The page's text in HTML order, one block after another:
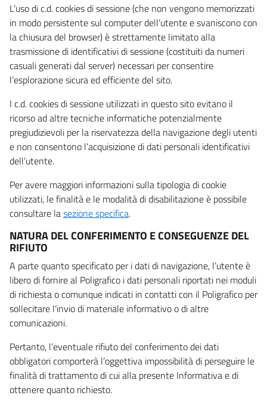
L’uso di c.d. cookies di sessione (che non vengono memorizzati
in modo persistente sul computer dell’utente e svaniscono con
la chiusura del browser) è strettamente limitato alla
trasmissione di identificativi di sessione (costituiti da numeri
casuali generati dal server) necessari per consentire
l’esplorazione sicura ed efficiente del sito.
I c.d. cookies di sessione utilizzati in questo sito evitano il
ricorso ad altre tecniche informatiche potenzialmente
pregiudizievoli per la riservatezza della navigazione degli utenti
e non consentono l’acquisizione di dati personali identificativi
dell’utente.
Per avere maggiori informazioni sulla tipologia di cookie
utilizzati, le finalità e le modalità di disabilitazione è possibile
consultare lasezione specifica.
NATURA DEL CONFERIMENTO E CONSEGUENZE DEL
RIFIUTO
A parte quanto specificato per i dati di navigazione, l’utente è
libero di fornire al Poligrafico i dati personali riportati nei moduli
di richiesta o comunque indicati in contatti con il Poligrafico per
sollecitare l’invio di materiale informativo o di altre
comunicazioni.
Pertanto, l’eventuale rifiuto del conferimento dei dati
obbligatori comporterà l’oggettiva impossibilità di perseguire le
finalità di trattamento di cui alla presente Informativa e di
ottenere quanto richiesto.